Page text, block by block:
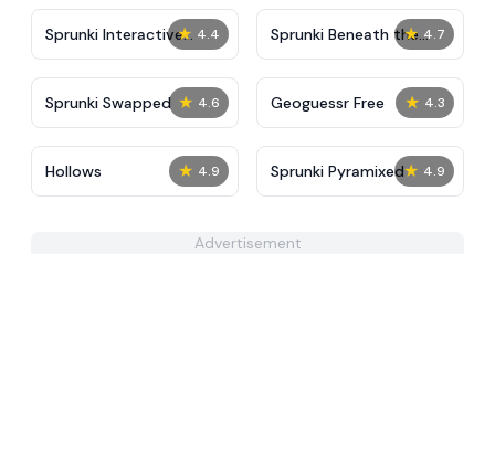
★ 4.4
Sprunki Interactive
Tunner
★ 4.7
Sprunki Beneath the
Water
★ 4.6
Sprunki Swapped ★ 4.3
Geoguessr Free
★ 4.9
Hollows ★ 4.9
Sprunki Pyramixed
Advertisement